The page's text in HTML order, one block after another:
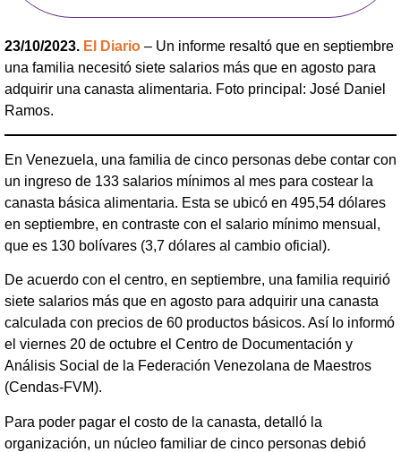
23/10/2023. El Diario – Un informe resaltó que en septiembre
una familia necesitó siete salarios más que en agosto para
adquirir una canasta alimentaria. Foto principal: José Daniel
Ramos.
En Venezuela, una familia de cinco personas debe contar con
un ingreso de 133 salarios mínimos al mes para costear la
canasta básica alimentaria. Esta se ubicó en 495,54 dólares
en septiembre, en contraste con el salario mínimo mensual,
que es 130 bolívares (3,7 dólares al cambio oficial).
De acuerdo con el centro, en septiembre, una familia requirió
siete salarios más que en agosto para adquirir una canasta
calculada con precios de 60 productos básicos. Así lo informó
el viernes 20 de octubre el Centro de Documentación y
Análisis Social de la Federación Venezolana de Maestros
(Cendas-FVM).
Para poder pagar el costo de la canasta, detalló la
organización, un núcleo familiar de cinco personas debió